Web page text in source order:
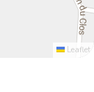
Leaflet